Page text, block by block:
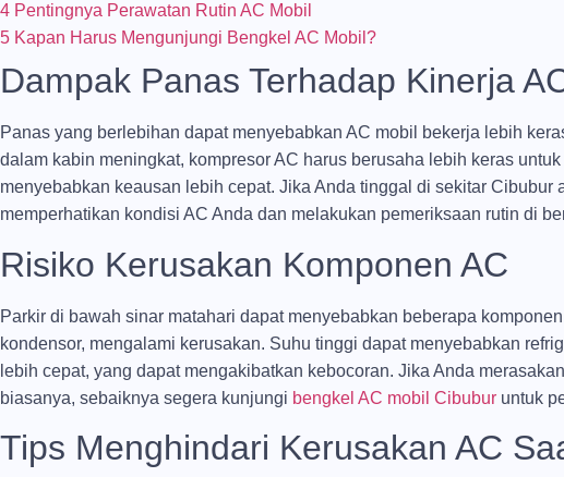
4 Pentingnya Perawatan Rutin AC Mobil
5 Kapan Harus Mengunjungi Bengkel AC Mobil?
Dampak Panas Terhadap Kinerja
Panas yang berlebihan dapat menyebabkan AC mobil bekerja lebih
dalam kabin meningkat, kompresor AC harus berusaha lebih keras
menyebabkan keausan lebih cepat. Jika Anda tinggal di sekitar Cibubur
memperhatikan kondisi AC Anda dan melakukan pemeriksaan rutin di
Risiko Kerusakan Komponen AC
Parkir di bawah sinar matahari dapat menyebabkan beberapa
kondensor, mengalami kerusakan. Suhu tinggi dapat menyebabkan
lebih cepat, yang dapat mengakibatkan kebocoran. Jika Anda
biasanya, sebaiknya segera kunjungi bengkel AC mobil Cibubur untuk
Tips Menghindari Kerusakan AC